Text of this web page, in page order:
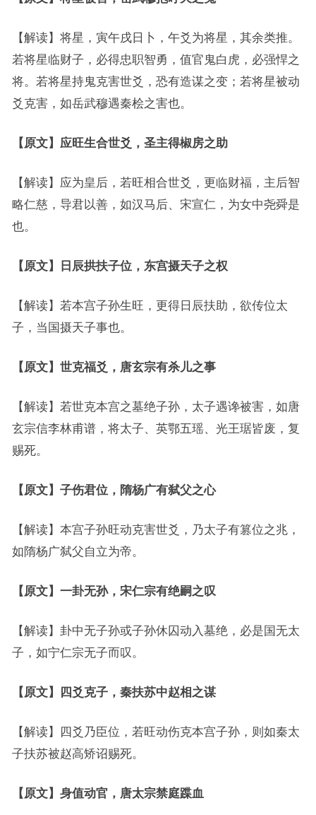
【解读】将星，寅午戌日卜，午爻为将星，其余类推。
若将星临财子，必得忠职智勇，值官鬼白虎，必强悍之
将。若将星持鬼克害世爻，恐有造谋之变；若将星被动
爻克害，如岳武穆遇秦桧之害也。
【原文】应旺生合世爻，圣主得椒房之助
【解读】应为皇后，若旺相合世爻，更临财福，主后智
略仁慈，导君以善，如汉马后、宋宣仁，为女中尧舜是
也。
【原文】日辰拱扶子位，东宫摄天子之权
【解读】若本宫子孙生旺，更得日辰扶助，欲传位太
子，当国摄天子事也。
【原文】世克福爻，唐玄宗有杀儿之事
【解读】若世克本宫之墓绝子孙，太子遇谗被害，如唐
玄宗信李林甫谱，将太子、英鄂五瑶、光王琚皆废，复
赐死。
【原文】子伤君位，隋杨广有弑父之心
【解读】本宫子孙旺动克害世爻，乃太子有篡位之兆，
如隋杨广弑父自立为帝。
【原文】一卦无孙，宋仁宗有绝嗣之叹
【解读】卦中无子孙或子孙休囚动入墓绝，必是国无太
子，如宁仁宗无子而叹。
【原文】四爻克子，秦扶苏中赵相之谋
【解读】四爻乃臣位，若旺动伤克本宫子孙，则如秦太
子扶苏被赵高矫诏赐死。
【原文】身值动官，唐太宗禁庭蹀血